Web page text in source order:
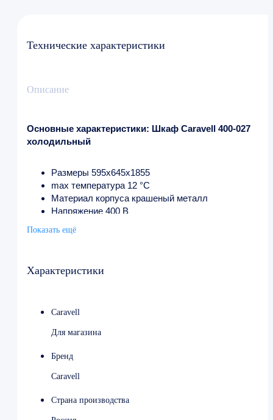
Технические характеристики
Описание
Основные характеристики: Шкаф Caravell 400-027
холодильный
Размеры 595x645x1855
max температура 12 °С
Материал корпуса крашеный металл
Напряжение 400 В
Мощность 1.348 кВт
Количество полок 5
Тип дверей распашной
Показать ещё
Характеристики
Caravell
Для магазина
Бренд
Caravell
Страна производства